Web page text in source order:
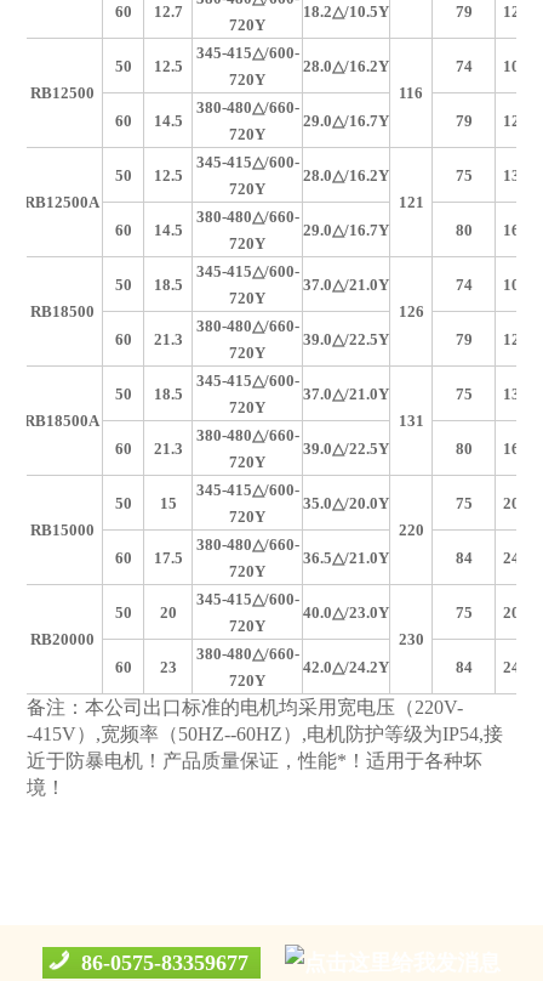
类
60 12.7
720Y
18.2△/10.5Y 79 1250
RB12500
50 12.5
345-415△/600-
720Y
28.0△/16.2Y
116
74 1050
60 14.5
380-480△/660-
720Y
29.0△/16.7Y 79 1250
RB12500A
50 12.5
345-415△/600-
720Y
28.0△/16.2Y
121
75 1370
60 14.5
380-480△/660-
720Y
29.0△/16.7Y 80 1650
RB18500
50 18.5
345-415△/600-
720Y
37.0△/21.0Y
126
74 1050
60 21.3
380-480△/660-
720Y
39.0△/22.5Y 79 1250
RB18500A
50 18.5
345-415△/600-
720Y
37.0△/21.0Y
131
75 1370
60 21.3
380-480△/660-
720Y
39.0△/22.5Y 80 1650
RB15000
50 15
345-415△/600-
720Y
35.0△/20.0Y
220
75 2050
60 17.5
380-480△/660-
720Y
36.5△/21.0Y 84 2480
RB20000
50 20
345-415△/600-
720Y
40.0△/23.0Y
230
75 2050
60 23
380-480△/660-
720Y
42.0△/24.2Y 84 2480
备注：本公司出口标准的电机均采用宽电压（220V-
-415V）,宽频率（50HZ--60HZ）,电机防护等级为IP54,接
近于防暴电机！产品质量保证，性能*！适用于各种坏
境！
86-0575-83359677